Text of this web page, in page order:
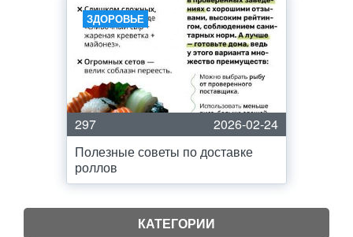
ЗДОРОВЬЕ
297
2026-02-24
Полезные советы по доставке
роллов
КАТЕГОРИИ